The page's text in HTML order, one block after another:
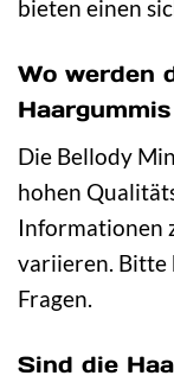
bieten einen
Wo werden
Die Bellody
hohen
Informationen
variieren. Bitte
Fragen.
Sind die